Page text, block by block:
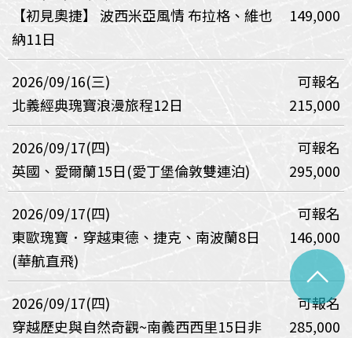
【初見奧捷】 波西米亞風情 布拉格、維也
納11日
149,000
2026/09/16(三)
可報名
北義經典瑰寶浪漫旅程12日
215,000
2026/09/17(四)
可報名
英國、愛爾蘭15日(愛丁堡倫敦雙連泊)
295,000
2026/09/17(四)
可報名
東歐瑰寶．穿越東德、捷克、南波蘭8日
(華航直飛)
146,000
2026/09/17(四)
可報名
穿越歷史與自然奇觀~南義西西里15日非
285,000
^